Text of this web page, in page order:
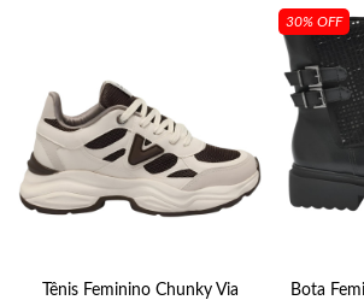
Tênis Feminino Chunky Via
30% OFF
Bota